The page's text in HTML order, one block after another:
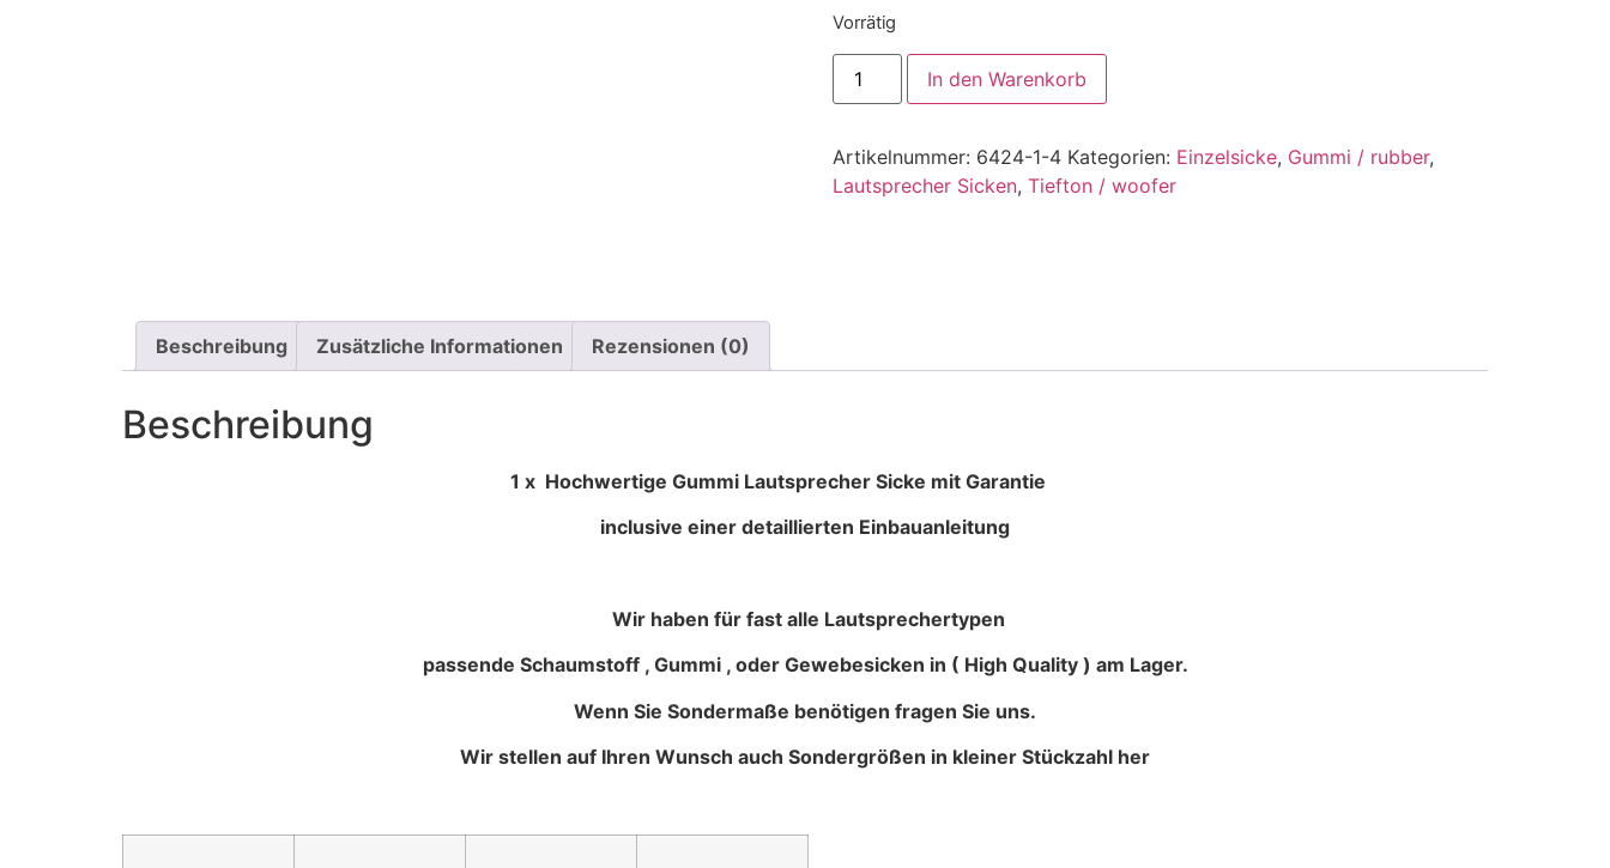
Vorrätig
In den Warenkorb
Artikelnummer: 6424-1-4 Kategorien: Einzelsicke, Gummi / rubber,
Lautsprecher Sicken, Tiefton / woofer
Beschreibung Zusätzliche Informationen Rezensionen (0)
Beschreibung
1 x Hochwertige Gummi Lautsprecher Sicke mit Garantie
inclusive einer detaillierten Einbauanleitung
Wir haben für fast alle Lautsprechertypen
passende Schaumstoff , Gummi , oder Gewebesicken in ( High Quality ) am Lager.
Wenn Sie Sondermaße benötigen fragen Sie uns.
Wir stellen auf Ihren Wunsch auch Sondergrößen in kleiner Stückzahl her